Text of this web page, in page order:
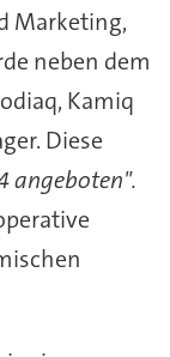
Marketing,
neben dem
Kamiq
Diese
angeboten".